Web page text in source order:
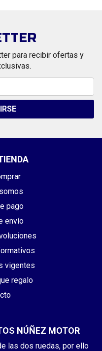
para recibir ofertas y
NÚÑEZ MOTOR
las dos ruedas, por ello
pago
envío
vigentes
regalo